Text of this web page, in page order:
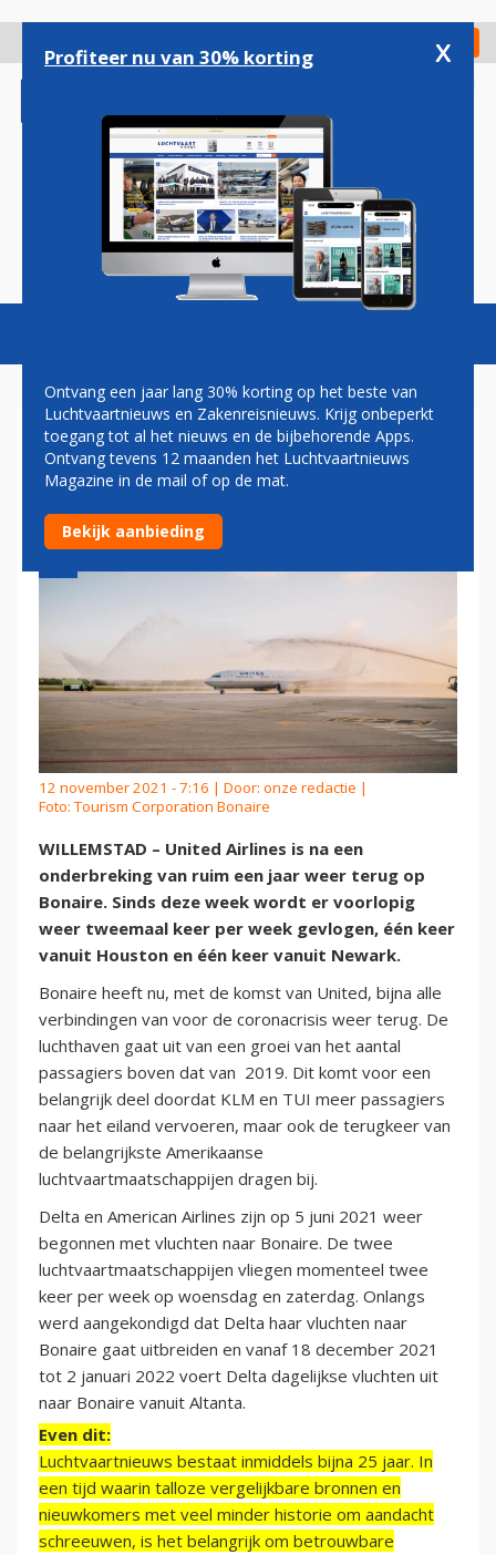
gaan
Check in
Magazine Podcasts Vacatures
UNITED AIRLINES TERUG OP
BONAIRE
12 november 2021 - 7:16 | Door: onze redactie |
Foto: Tourism Corporation Bonaire
WILLEMSTAD – United Airlines is na een
onderbreking van ruim een jaar weer terug op
Bonaire. Sinds deze week wordt er voorlopig
weer tweemaal keer per week gevlogen, één keer
vanuit Houston en één keer vanuit Newark.
Bonaire heeft nu, met de komst van United, bijna alle
verbindingen van voor de coronacrisis weer terug. De
luchthaven gaat uit van een groei van het aantal
passagiers boven dat van 2019. Dit komt voor een
belangrijk deel doordat KLM en TUI meer passagiers
naar het eiland vervoeren, maar ook de terugkeer van
de belangrijkste Amerikaanse
luchtvaartmaatschappijen dragen bij.
Delta en American Airlines zijn op 5 juni 2021 weer
begonnen met vluchten naar Bonaire. De twee
luchtvaartmaatschappijen vliegen momenteel twee
keer per week op woensdag en zaterdag. Onlangs
werd aangekondigd dat Delta haar vluchten naar
Bonaire gaat uitbreiden en vanaf 18 december 2021
tot 2 januari 2022 voert Delta dagelijkse vluchten uit
naar Bonaire vanuit Altanta.
Even dit:
Luchtvaartnieuws bestaat inmiddels bijna 25 jaar. In
een tijd waarin talloze vergelijkbare bronnen en
nieuwkomers met veel minder historie om aandacht
schreeuwen, is het belangrijk om betrouwbare
Profiteer nu van 30% korting x
Ontvang een jaar lang 30% korting op het beste van
Luchtvaartnieuws en Zakenreisnieuws. Krijg onbeperkt
toegang tot al het nieuws en de bijbehorende Apps.
Ontvang tevens 12 maanden het Luchtvaartnieuws
Magazine in de mail of op de mat.
Bekijk aanbieding